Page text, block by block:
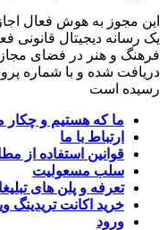
این مجوز به هوش فعال
یک رسانه دیجیتال قانونی
فرهنگ و هنر در فضای
رسیده است
ما که هستیم و چکار
ارتباط با ما
قوانین استفاده از
سلب مسعولیت
تعرفه و پلن های
خرید اکانت تریدینگ
ورود